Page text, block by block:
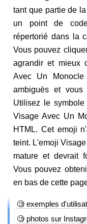
tant que partie de
un point de
répertorié dans la
Vous pouvez
agrandir et mieux
Avec Un
ambiguës et
Utilisez le symbole
Visage Avec Un
HTML. Cet emoji
teint. L'emoji
mature et devrait
Vous pouvez
en bas de cette
🧐 exemples
🧐 photos sur